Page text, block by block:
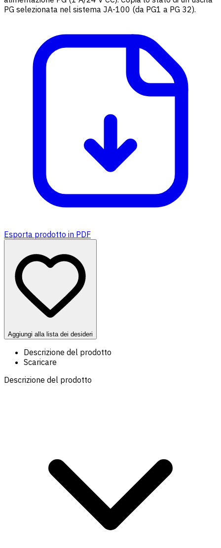
PG selezionata nel sistema JA-100 (da PG1 a PG 32).
Esporta prodotto in PDF
Aggiungi alla lista dei desideri
Descrizione del prodotto
Scaricare
Descrizione del prodotto